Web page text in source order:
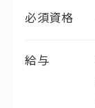
必須資格
給与